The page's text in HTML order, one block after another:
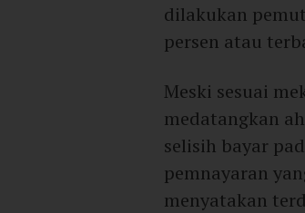
dilakukan
persen atau
Meski sesuai
medatangkan
selisih bayar
pemnayaran
menyatakan